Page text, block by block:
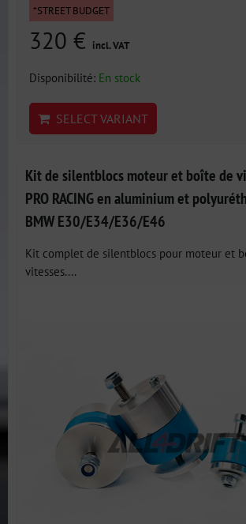
*STREET BUDGET
320 € incl. VAT
Disponibilité: En stock
SELECT VARIANT
Kit de silentblocs moteur et boîte de
PRO RACING en aluminium et
BMW E30/E34/E36/E46
Kit complet de silentblocs pour moteur et
vitesses....